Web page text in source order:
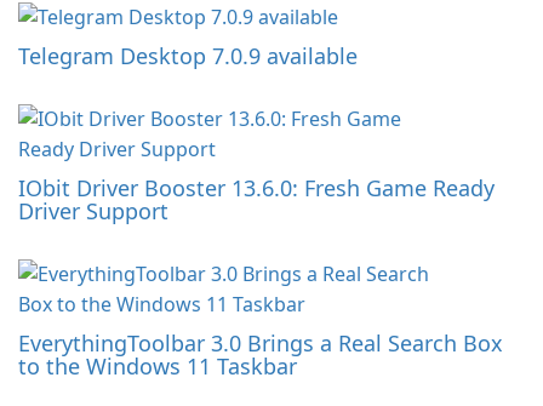
Telegram Desktop 7.0.9 available
IObit Driver Booster 13.6.0: Fresh Game Ready
Driver Support
EverythingToolbar 3.0 Brings a Real Search Box
to the Windows 11 Taskbar